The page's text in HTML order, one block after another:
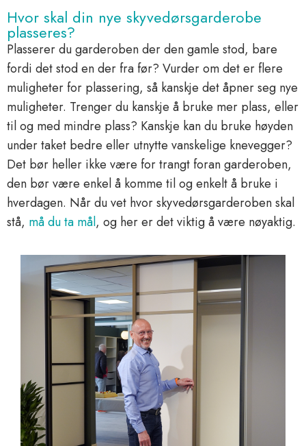
Hvor skal din nye skyvedørsgarderobe
plasseres?
Plasserer du garderoben der den gamle stod, bare
fordi det stod en der fra før? Vurder om det er flere
muligheter for plassering, så kanskje det åpner seg nye
muligheter. Trenger du kanskje å bruke mer plass, eller
til og med mindre plass? Kanskje kan du bruke høyden
under taket bedre eller utnytte vanskelige knevegger?
Det bør heller ikke være for trangt foran garderoben,
den bør være enkel å komme til og enkelt å bruke i
hverdagen. Når du vet hvor skyvedørsgarderoben skal
stå, må du ta mål, og her er det viktig å være nøyaktig.